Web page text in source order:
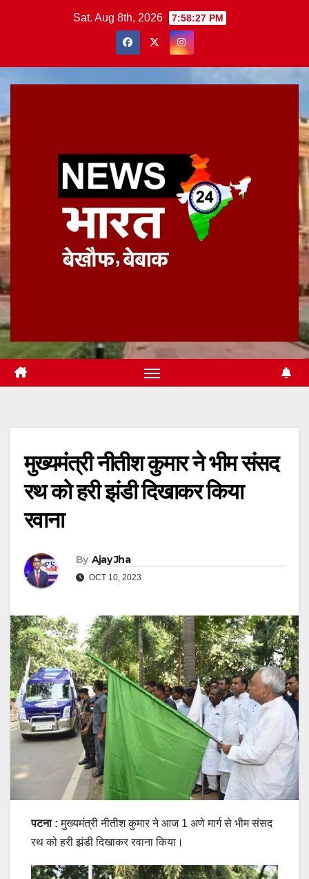
Sat. Aug 8th, 2026 7:58:27 PM
मुख्यमंत्री नीतीश कुमार ने भीम संसद
रथ को हरी झंडी दिखाकर किया
रवाना
By Ajay Jha
OCT 10, 2023
पटना : मुख्यमंत्री नीतीश कुमार ने आज 1 अणे मार्ग से भीम संसद
रथ को हरी झंडी दिखाकर रवाना किया।